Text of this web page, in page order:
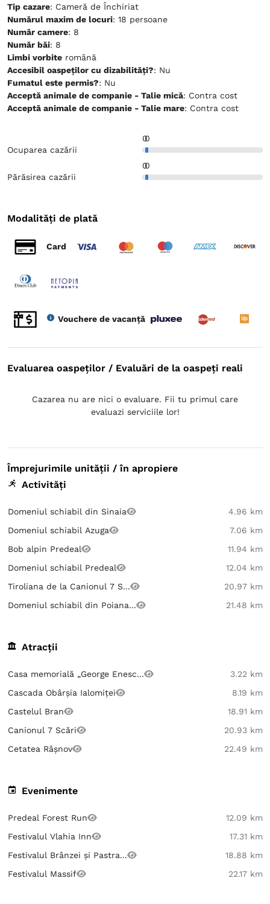
Tip cazare: Cameră de Închiriat
Numărul maxim de locuri: 18 persoane
Număr camere: 8
Număr băi: 8
Limbi vorbite română
Accesibil oaspeților cu dizabilități?
: Nu
Fumatul este permis?
: Nu
Acceptă animale de companie - Talie mică
: Contra cost
Acceptă animale de companie - Talie mare
: Contra cost
Ocuparea cazării
00
Părăsirea cazării
00
Modalități de plată
Card
Vouchere de vacanță
Evaluarea oaspeților / Evaluări de la oaspeți reali
Cazarea nu are nici o evaluare. Fii tu primul care
evaluazi serviciile lor!
Împrejurimile unității / în apropiere
Activități
Domeniul schiabil din Sinaia
4.96 km
Domeniul schiabil Azuga
7.06 km
Bob alpin Predeal
11.94 km
Domeniul schiabil Predeal
12.04 km
Tiroliana de la Canionul 7 S...
20.97 km
Domeniul schiabil din Poiana...
21.48 km
Atracții
Casa memorială „George Enesc...
3.22 km
Cascada Obârșia Ialomiței
8.19 km
Castelul Bran
18.91 km
Canionul 7 Scări
20.93 km
Cetatea Râșnov
22.49 km
Evenimente
Predeal Forest Run
12.09 km
Festivalul Vlahia Inn
17.31 km
Festivalul Brânzei și Pastra...
18.88 km
Festivalul Massif
22.17 km